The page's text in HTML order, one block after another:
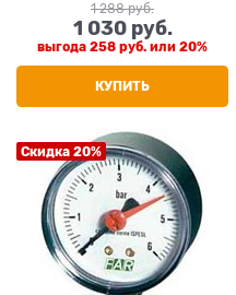
1 288 руб.
1 030 руб.
выгода 258 руб. или 20%
КУПИТЬ
Скидка 20%